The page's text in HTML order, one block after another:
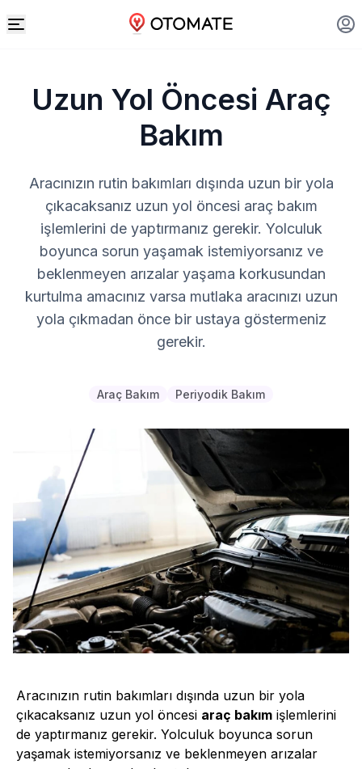
Uzun Yol Öncesi Araç
Bakım
Aracınızın rutin bakımları dışında uzun bir yola
çıkacaksanız uzun yol öncesi araç bakım
işlemlerini de yaptırmanız gerekir. Yolculuk
boyunca sorun yaşamak istemiyorsanız ve
beklenmeyen arızalar yaşama korkusundan
kurtulma amacınız varsa mutlaka aracınızı uzun
yola çıkmadan önce bir ustaya göstermeniz
gerekir.
Araç Bakım Periyodik Bakım
Aracınızın rutin bakımları dışında uzun bir yola
çıkacaksanız uzun yol öncesi araç bakım işlemlerini
de yaptırmanız gerekir. Yolculuk boyunca sorun
yaşamak istemiyorsanız ve beklenmeyen arızalar